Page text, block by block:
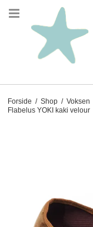
Forside / Shop / Voksen
Flabelus YOKI kaki velour